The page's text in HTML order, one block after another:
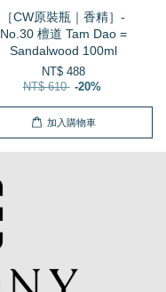
［CW原裝瓶｜香精］-
No.30 檀道 Tam Dao =
Sandalwood 100ml
NT$ 488
NT$ 610 -20%
加入購物車